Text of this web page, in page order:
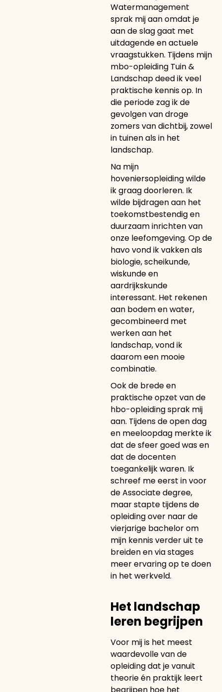
Watermanagement
sprak mij aan omdat je
aan de slag gaat met
uitdagende en actuele
vraagstukken. Tijdens mijn
mbo-opleiding Tuin &
Landschap deed ik veel
praktische kennis op. In
die periode zag ik de
gevolgen van droge
zomers van dichtbij, zowel
in tuinen als in het
landschap.
Na mijn
hoveniersopleiding wilde
ik graag doorleren. Ik
wilde bijdragen aan het
toekomstbestendig en
duurzaam inrichten van
onze leefomgeving. Op de
havo vond ik vakken als
biologie, scheikunde,
wiskunde en
aardrijkskunde
interessant. Het rekenen
aan bodem en water,
gecombineerd met
werken aan het
landschap, vond ik
daarom een mooie
combinatie.
Ook de brede en
praktische opzet van de
hbo-opleiding sprak mij
aan. Tijdens de open dag
en meeloopdag merkte ik
dat de sfeer goed was en
dat de docenten
toegankelijk waren. Ik
schreef me eerst in voor
de Associate degree,
maar stapte tijdens de
opleiding over naar de
vierjarige bachelor om
mijn kennis verder uit te
breiden en via stages
meer ervaring op te doen
in het werkveld.
Het landschap
leren begrijpen
Voor mij is het meest
waardevolle van de
opleiding dat je vanuit
theorie én praktijk leert